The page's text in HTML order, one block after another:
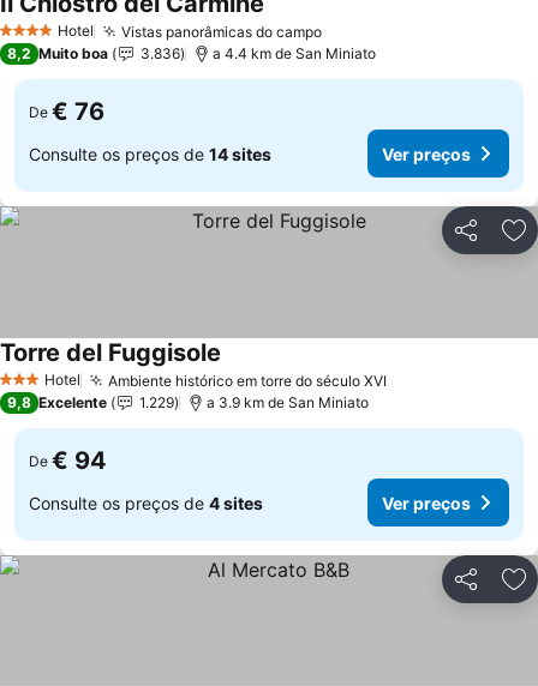
4 EstrelasHotel Vistas panorâmicas do campo
8,2 Muito boa 3.836 a 4.4 km de San Miniato
De € 76
Consulte os preços de 14 sites Ver preços
Partilhar
3 EstrelasHotel Ambiente histórico em torre do século XVI
Torre del Fuggisole
9,8 Excelente 1.229 a 3.9 km de San Miniato
De € 94
Consulte os preços de 4 sites Ver preços
Partilhar